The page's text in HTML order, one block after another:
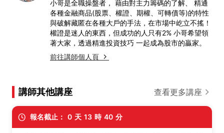
小哥是全職操盤者， 藉由對主力籌碼的了解、 精通
各種金融商品(股票、權證、期權、可轉債等)的特性
與破解藏匿在各種大戶的手法，在市場中屹立不搖！
權證是迷人的東西，但成功的人只有2% 小哥希望領
著大家，透過精進投資技巧 一起成為股市的贏家。
前往講師個人頁
講師其他講座 查看更多講座
報名截止： 0 天 13 時 40 分